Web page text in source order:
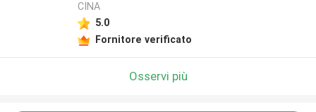
CINA
5.0
Fornitore verificato
Osservi più